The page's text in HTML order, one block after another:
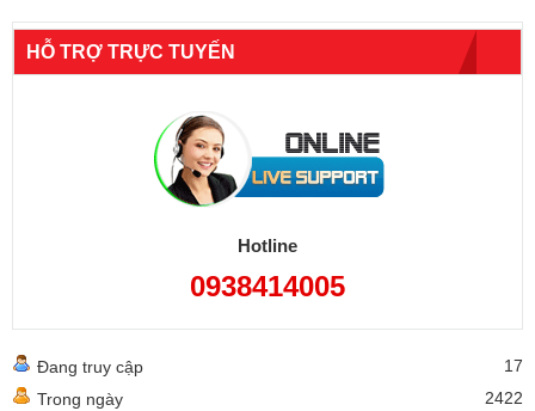
HỖ TRỢ TRỰC TUYẾN
Hotline
0938414005
Đang truy cập
17
Trong ngày
2422